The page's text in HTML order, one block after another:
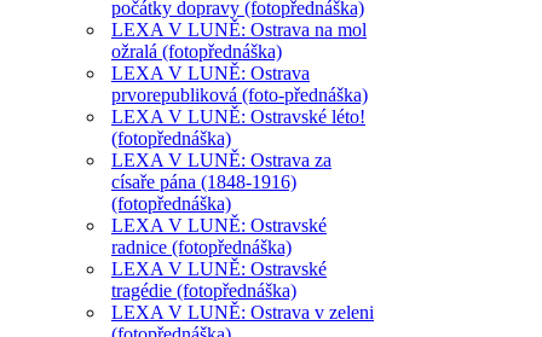
počátky dopravy (fotopřednáška)
LEXA V LUNĚ: Ostrava na mol
ožralá (fotopřednáška)
LEXA V LUNĚ: Ostrava
prvorepubliková (foto-přednáška)
LEXA V LUNĚ: Ostravské léto!
(fotopřednáška)
LEXA V LUNĚ: Ostrava za
císaře pána (1848-1916)
(fotopřednáška)
LEXA V LUNĚ: Ostravské
radnice (fotopřednáška)
LEXA V LUNĚ: Ostravské
tragédie (fotopřednáška)
LEXA V LUNĚ: Ostrava v zeleni